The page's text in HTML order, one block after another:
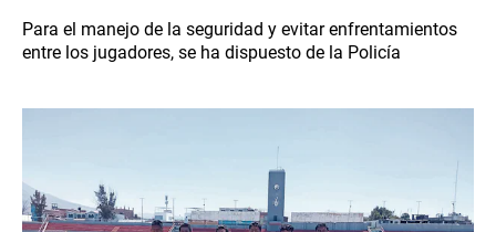
Para el manejo de la seguridad y evitar enfrentamientos
entre los jugadores, se ha dispuesto de la Policía